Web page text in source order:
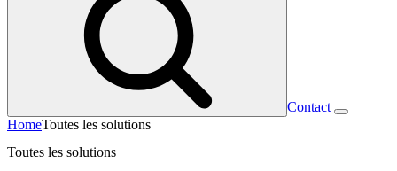
Contact
HomeToutes les solutions
Toutes les solutions